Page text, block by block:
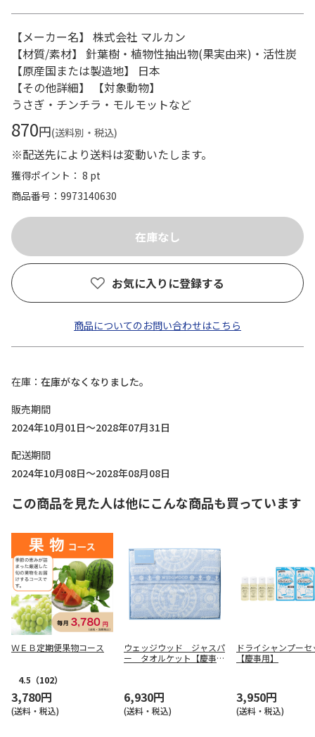
【メーカー名】 株式会社 マルカン
【材質/素材】 針葉樹・植物性抽出物(果実由来)・活性炭
【原産国または製造地】 日本
【その他詳細】 【対象動物】
うさぎ・チンチラ・モルモットなど
870円(送料別・税込)
※配送先により送料は変動いたします。
獲得ポイント： 8 pt
商品番号
9973140630
お気に入りに登録する
商品についてのお問い合わせはこちら
在庫
在庫がなくなりました。
販売期間
2024年10月01日～2028年07月31日
配送期間
2024年10月08日～2028年08月08日
この商品を見た人は他にこんな商品も買っています
ＷＥＢ定期便果物コース
4.5 （102）
3,780円
(送料・税込)
ウェッジウッド ジャスパ
ー タオルケット【慶事
6,930円
(送料・税込)
ドライシャンプーセ
【慶事用】
3,950円
(送料・税込)